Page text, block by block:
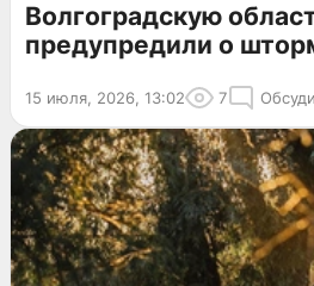
Волгоградскую
предупредили о
15 июля, 2026, 13:02 7